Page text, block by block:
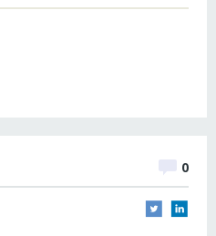
0